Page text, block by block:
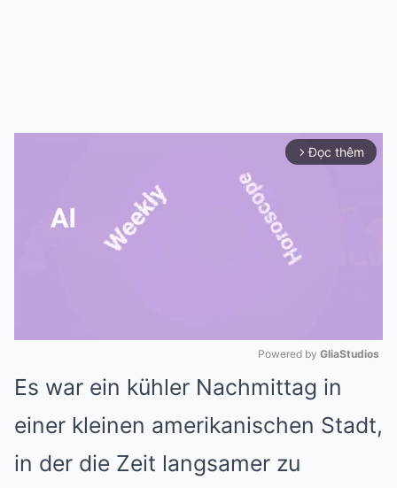
arrow_forward_ios Đọc thêm
Mute
Powered by GliaStudios
Es war ein kühler Nachmittag in
einer kleinen amerikanischen Stadt,
in der die Zeit langsamer zu